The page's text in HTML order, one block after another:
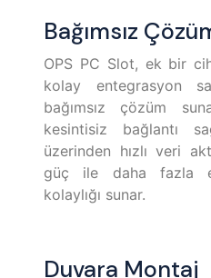
Bağımsız
OPS PC Slot, ek bir
kolay entegrasyon
bağımsız çözüm
kesintisiz bağlantı
üzerinden hızlı veri
güç ile daha fazla
kolaylığı sunar.
Duvara Montaj